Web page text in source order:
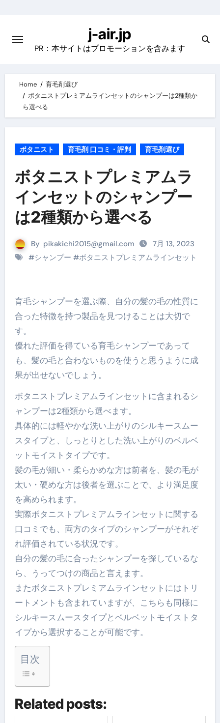
content
j-air.jp
PR：本サイトはプロモーションを含みます
Home
育毛剤選び
ボタニストプレミアムラインセットのシャンプーは2種類か
ら選べる
ボタニスト 育毛剤 口コミ・評判 育毛剤選び
ボタニストプレミアムラ
インセットのシャンプー
は2種類から選べる
By pikakichi2015@gmail.com
7月 13, 2023
#シャンプー #ボタニストプレミアムラインセット
育毛シャンプーを選ぶ際、自分の髪の毛の性質に
合った特徴を持つ製品を見つけることは大切で
す。
優れた評価を得ている育毛シャンプーであって
も、髪の毛と合わないものを使うと思うように成
果が出せないでしょう。
ボタニストプレミアムラインセットに含まれるシ
ャンプーは2種類から選べます。
具体的には軽やかな洗い上がりのシルキースムー
スタイプと、しっとりとした洗い上がりのベルベ
ットモイストタイプです。
髪の毛が細い・柔らかめな方は前者を、髪の毛が
太い・硬めな方は後者を選ぶことで、より満足度
を高められます。
実際ボタニストプレミアムラインセットに関する
口コミでも、両方のタイプのシャンプーがそれぞ
れ評価されている状況です。
自分の髪の毛に合ったシャンプーを探しているな
ら、うってつけの商品と言えます。
またボタニストプレミアムラインセットにはトリ
ートメントも含まれていますが、こちらも同様に
シルキースムースタイプとベルベットモイストタ
イプから選択することが可能です。
目次
Related posts: